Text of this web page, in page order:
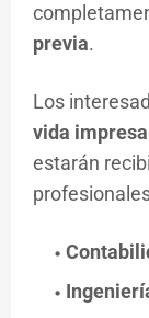
previa.
Los
vida
estarán